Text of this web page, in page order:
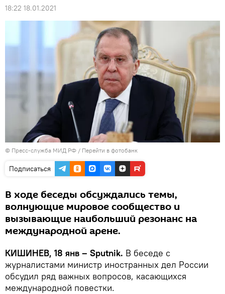
18:22 18.01.2021
© Пресс-служба МИД РФ / Перейти в фотобанк
Подписаться
В ходе беседы обсуждались темы,
волнующие мировое сообщество и
вызывающие наибольший резонанс на
международной арене.
КИШИНЕВ, 18 янв – Sputnik. В беседе с
журналистами министр иностранных дел России
обсудил ряд важных вопросов, касающихся
международной повестки.